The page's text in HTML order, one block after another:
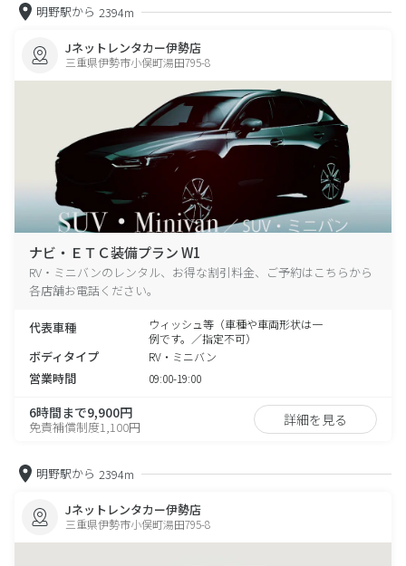
明野駅から 2394m
Jネットレンタカー伊勢店
三重県伊勢市小俣町湯田795-8
ナビ・ＥＴＣ装備プラン W1
RV・ミニバンのレンタル、お得な割引料金、ご予約はこちらから
各店舗お電話ください。
代表車種
ウィッシュ等（車種や車両形状は一
例です。／指定不可）
ボディタイプ RV・ミニバン
営業時間 09:00-19:00
6時間まで9,900円
免責補償制度1,100円 詳細を見る
明野駅から 2394m
Jネットレンタカー伊勢店
三重県伊勢市小俣町湯田795-8